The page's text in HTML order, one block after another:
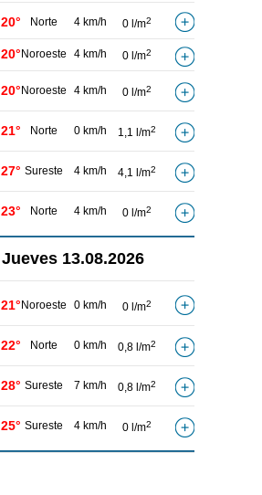
20° Norte 4 km/h 0 l/m2
20° Noroeste 4 km/h 0 l/m2
20° Noroeste 4 km/h 0 l/m2
21° Norte 0 km/h 1,1 l/m2
27° Sureste 4 km/h 4,1 l/m2
23° Norte 4 km/h 0 l/m2
Jueves 13.08.2026
21° Noroeste 0 km/h 0 l/m2
22° Norte 0 km/h 0,8 l/m2
28° Sureste 7 km/h 0,8 l/m2
25° Sureste 4 km/h 0 l/m2